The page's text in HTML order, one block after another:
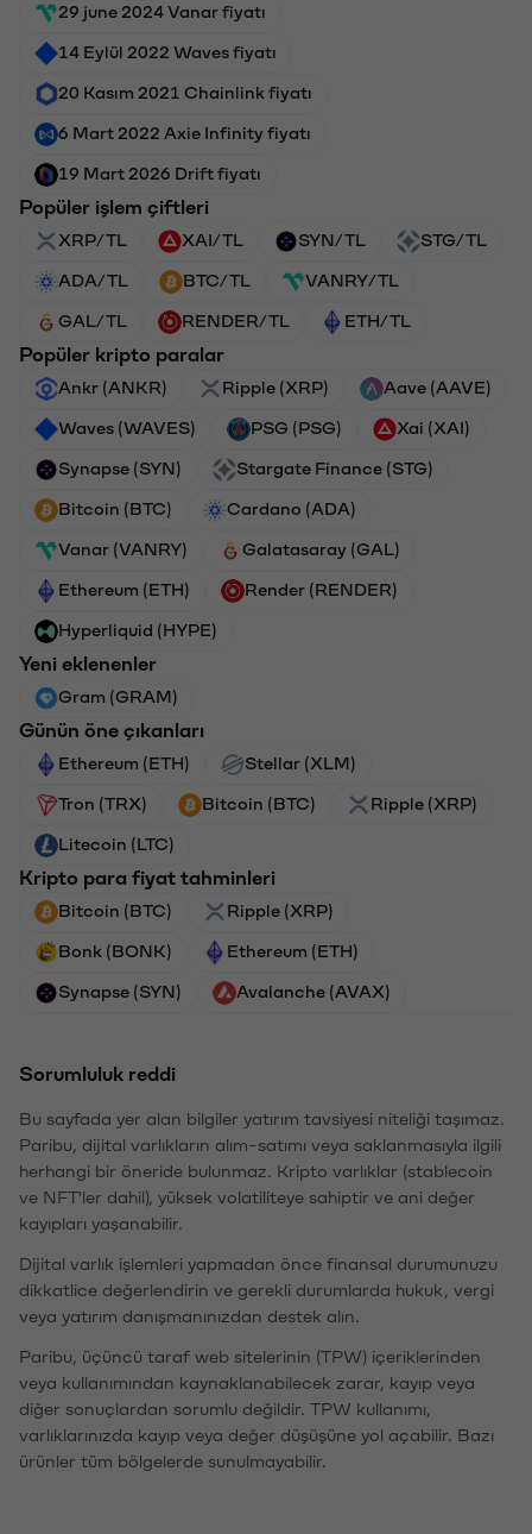
29 june 2024 Vanar fiyatı
14 Eylül 2022 Waves fiyatı
20 Kasım 2021 Chainlink fiyatı
6 Mart 2022 Axie Infinity fiyatı
19 Mart 2026 Drift fiyatı
Popüler işlem çiftleri
XRP/TL XAI/TL SYN/TL STG/TL
ADA/TL BTC/TL VANRY/TL
GAL/TL RENDER/TL ETH/TL
Popüler kripto paralar
Ankr (ANKR) Ripple (XRP) Aave (AAVE)
Waves (WAVES) PSG (PSG) Xai (XAI)
Synapse (SYN) Stargate Finance (STG)
Bitcoin (BTC) Cardano (ADA)
Vanar (VANRY) Galatasaray (GAL)
Ethereum (ETH) Render (RENDER)
Hyperliquid (HYPE)
Yeni eklenenler
Gram (GRAM)
Günün öne çıkanları
Ethereum (ETH) Stellar (XLM)
Tron (TRX) Bitcoin (BTC) Ripple (XRP)
Litecoin (LTC)
Kripto para fiyat tahminleri
Bitcoin (BTC) Ripple (XRP)
Bonk (BONK) Ethereum (ETH)
Synapse (SYN) Avalanche (AVAX)
Sorumluluk reddi
Bu sayfada yer alan bilgiler yatırım tavsiyesi niteliği taşımaz.
Paribu, dijital varlıkların alım-satımı veya saklanmasıyla ilgili
herhangi bir öneride bulunmaz. Kripto varlıklar (stablecoin
ve NFT'ler dahil), yüksek volatiliteye sahiptir ve ani değer
kayıpları yaşanabilir.
Dijital varlık işlemleri yapmadan önce finansal durumunuzu
dikkatlice değerlendirin ve gerekli durumlarda hukuk, vergi
veya yatırım danışmanınızdan destek alın.
Paribu, üçüncü taraf web sitelerinin (TPW) içeriklerinden
veya kullanımından kaynaklanabilecek zarar, kayıp veya
diğer sonuçlardan sorumlu değildir. TPW kullanımı,
varlıklarınızda kayıp veya değer düşüşüne yol açabilir. Bazı
ürünler tüm bölgelerde sunulmayabilir.